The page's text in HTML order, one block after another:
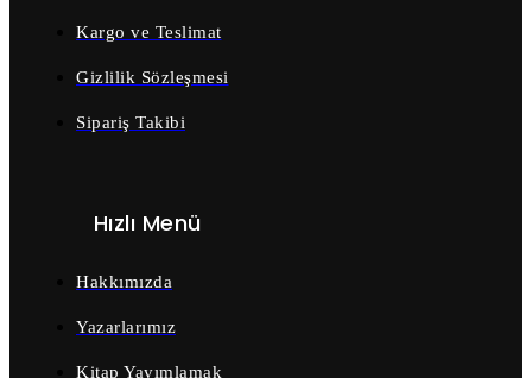
Kargo ve Teslimat
Gizlilik Sözleşmesi
Sipariş Takibi
Hızlı Menü
Hakkımızda
Yazarlarımız
Kitap Yayımlamak